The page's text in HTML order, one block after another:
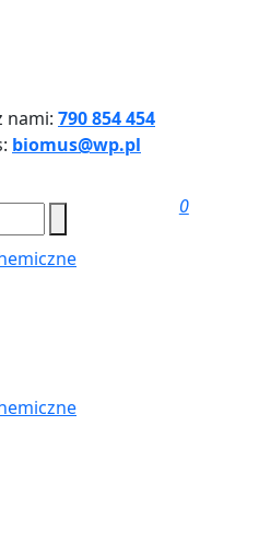
nami: 790 854 454
biomus@wp.pl
0